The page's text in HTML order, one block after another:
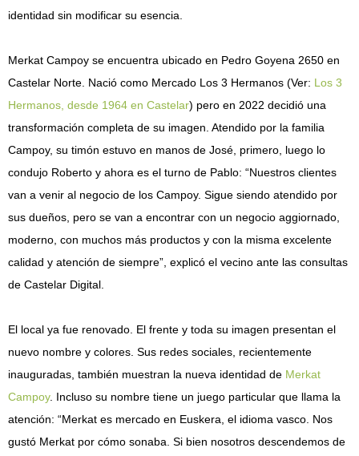
identidad sin modificar su esencia.
Merkat Campoy se encuentra ubicado en Pedro Goyena 2650 en
Castelar Norte. Nació como Mercado Los 3 Hermanos (Ver: Los 3
Hermanos, desde 1964 en Castelar) pero en 2022 decidió una
transformación completa de su imagen. Atendido por la familia
Campoy, su timón estuvo en manos de José, primero, luego lo
condujo Roberto y ahora es el turno de Pablo: “Nuestros clientes
van a venir al negocio de los Campoy. Sigue siendo atendido por
sus dueños, pero se van a encontrar con un negocio aggiornado,
moderno, con muchos más productos y con la misma excelente
calidad y atención de siempre”, explicó el vecino ante las consultas
de Castelar Digital.
El local ya fue renovado. El frente y toda su imagen presentan el
nuevo nombre y colores. Sus redes sociales, recientemente
inauguradas, también muestran la nueva identidad de Merkat
Campoy. Incluso su nombre tiene un juego particular que llama la
atención: “Merkat es mercado en Euskera, el idioma vasco. Nos
gustó Merkat por cómo sonaba. Si bien nosotros descendemos de